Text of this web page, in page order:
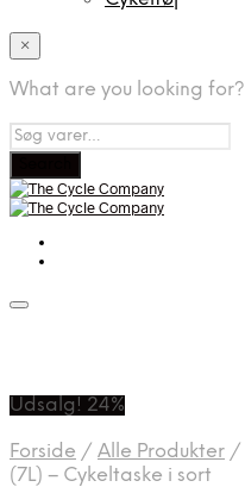
×
What are you looking for?
Udsalg! 24%
Forside / Alle Produkter /
(7L) – Cykeltaske i sort